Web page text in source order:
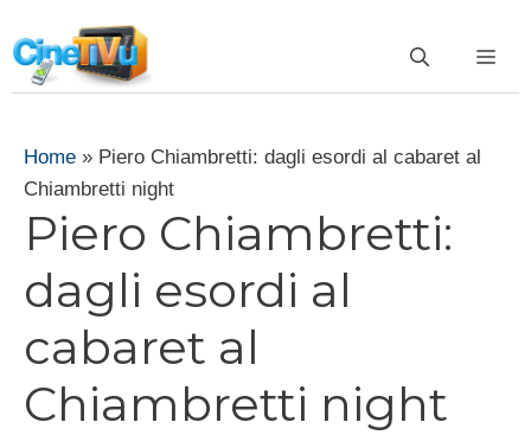
al
contenuto
Home » Piero Chiambretti: dagli esordi al cabaret al
Chiambretti night
Piero Chiambretti:
dagli esordi al
cabaret al
Chiambretti night